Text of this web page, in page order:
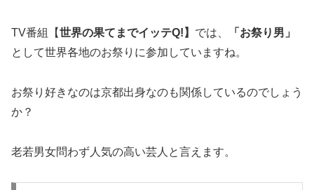
TV番組【世界の果てまでイッテQ!】 では、
「お祭り男」
として世界各地のお祭りに参加していますね。
お祭り好きなのは京都出身なのも関係しているのでしょう
か？
老若男女問わず人気の高い芸人と言えます。